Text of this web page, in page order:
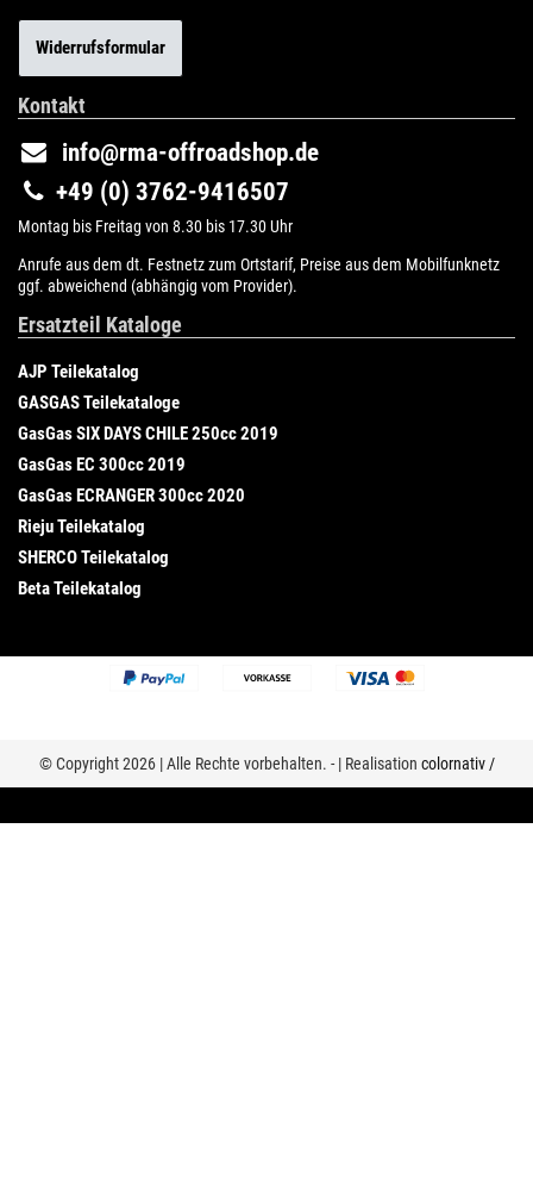
Widerrufsformular
Kontakt
info@rma-offroadshop.de
+49 (0) 3762-9416507
Montag bis Freitag von 8.30 bis 17.30 Uhr
Anrufe aus dem dt. Festnetz zum Ortstarif, Preise aus dem Mobilfunknetz
ggf. abweichend (abhängig vom Provider).
Ersatzteil Kataloge
AJP Teilekatalog
GASGAS Teilekataloge
GasGas SIX DAYS CHILE 250cc 2019
GasGas EC 300cc 2019
GasGas ECRANGER 300cc 2020
Rieju Teilekatalog
SHERCO Teilekatalog
Beta Teilekatalog
© Copyright 2026 | Alle Rechte vorbehalten. - | Realisation colornativ /